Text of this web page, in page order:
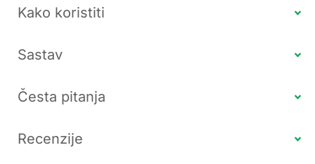
Kako koristiti
Sastav
Česta pitanja
Recenzije